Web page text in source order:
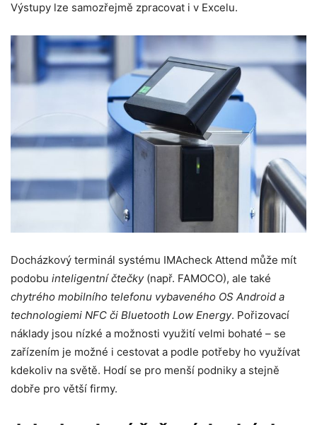
Výstupy lze samozřejmě zpracovat i v Excelu.
Docházkový terminál systému IMAcheck Attend může mít
podobu inteligentní čtečky(např. FAMOCO), ale také
chytrého mobilního telefonu vybaveného OS Android a
technologiemi NFC či Bluetooth Low Energy. Pořizovací
náklady jsou nízké a možnosti využití velmi bohaté – se
zařízením je možné i cestovat a podle potřeby ho využívat
kdekoliv na světě. Hodí se pro menší podniky a stejně
dobře pro větší firmy.